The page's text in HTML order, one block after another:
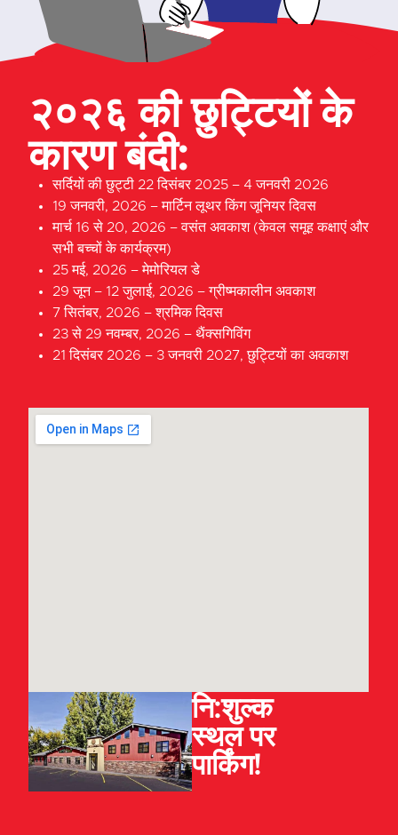
२०२६ की छुट्टियों के
कारण बंदी:
सर्दियों की छुट्टी 22 दिसंबर 2025 – 4 जनवरी 2026
19 जनवरी, 2026 – मार्टिन लूथर किंग जूनियर दिवस
मार्च 16 से 20, 2026 – वसंत अवकाश (केवल समूह कक्षाएं और
सभी बच्चों के कार्यक्रम)
25 मई, 2026 – मेमोरियल डे
29 जून – 12 जुलाई, 2026 – ग्रीष्मकालीन अवकाश
7 सितंबर, 2026 – श्रमिक दिवस
23 से 29 नवम्बर, 2026 – थैंक्सगिविंग
21 दिसंबर 2026 – 3 जनवरी 2027, छुट्टियों का अवकाश
नि:शुल्क
स्थल पर
पार्किंग!